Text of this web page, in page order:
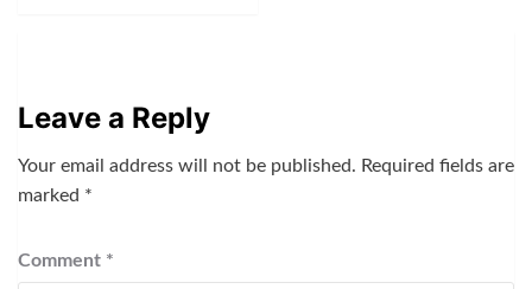
Leave a Reply
Your email address will not be published. Required fields are
marked *
Comment *